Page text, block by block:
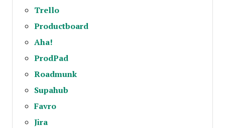
Trello
Productboard
Aha!
ProdPad
Roadmunk
Supahub
Favro
Jira